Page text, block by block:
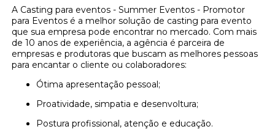
A Casting para eventos - Summer Eventos - Promotor
para Eventos é a melhor solução de casting para evento
que sua empresa pode encontrar no mercado. Com mais
de 10 anos de experiência, a agência é parceira de
empresas e produtoras que buscam as melhores pessoas
para encantar o cliente ou colaboradores:
Ótima apresentação pessoal;
Proatividade, simpatia e desenvoltura;
Postura profissional, atenção e educação.